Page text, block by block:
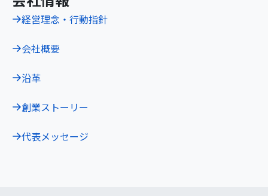
経営理念・行動指針
会社概要
沿革
創業ストーリー
代表メッセージ